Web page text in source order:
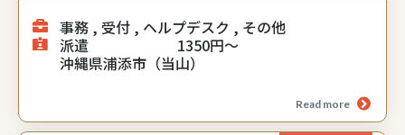
事務 , 受付 , ヘルプデスク , その他
派遣
1350円～
沖縄県浦添市（当山）
Read more